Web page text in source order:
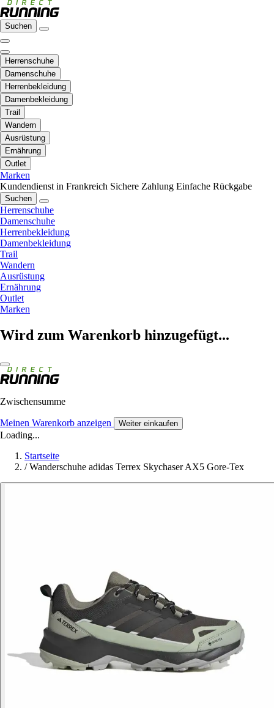
Suchen
Herrenschuhe
Damenschuhe
Herrenbekleidung
Damenbekleidung
Trail
Wandern
Ausrüstung
Ernährung
Outlet
Marken
Kundendienst in Frankreich Sichere Zahlung Einfache Rückgabe
Suchen
Herrenschuhe
Damenschuhe
Herrenbekleidung
Damenbekleidung
Trail
Wandern
Ausrüstung
Ernährung
Outlet
Marken
Wird zum Warenkorb hinzugefügt...
Zwischensumme
Meinen Warenkorb anzeigen Weiter einkaufen
Loading...
Startseite
/ Wanderschuhe adidas Terrex Skychaser AX5 Gore-Tex